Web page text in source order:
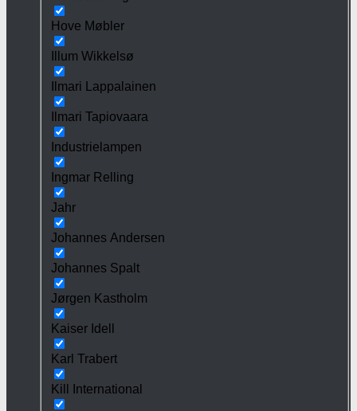
Hove Møbler
Illum Wikkelsø
Ilmari Lappalainen
Ilmari Tapiovaara
Industrielampen
Ingmar Relling
Jahr
Johannes Andersen
Johannes Spalt
Jørgen Kastholm
Kaiser Idell
Karl Trabert
Kill International